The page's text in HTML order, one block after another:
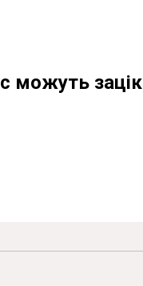
можуть